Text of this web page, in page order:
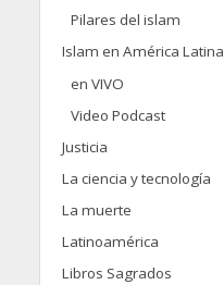
Pilares del islam
Islam en América Latina
en VIVO
Video Podcast
Justicia
La ciencia y tecnología
La muerte
Latinoamérica
Libros Sagrados